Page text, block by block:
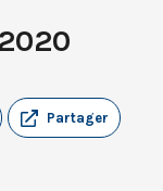
Partager